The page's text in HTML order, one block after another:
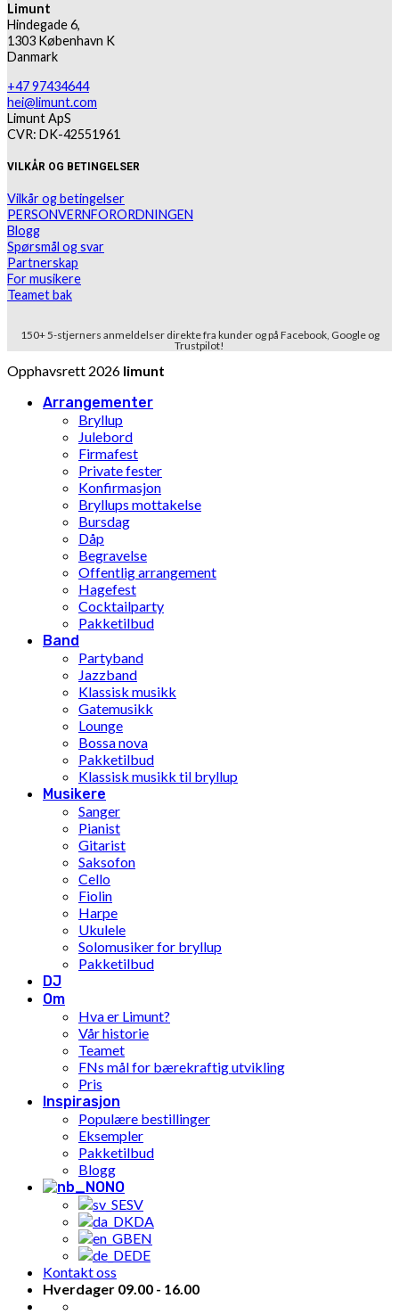
Limunt
Hindegade 6,
1303 København K
Danmark
+47 97434644
hei@limunt.com
Limunt ApS
CVR: DK-42551961
VILKÅR OG BETINGELSER
Vilkår og betingelser
PERSONVERNFORORDNINGEN
Blogg
Spørsmål og svar
Partnerskap
For musikere
Teamet bak
150+ 5-stjerners anmeldelser direkte fra kunder og på Facebook, Google og
Trustpilot!
Opphavsrett 2026 limunt
Arrangementer
Bryllup
Julebord
Firmafest
Private fester
Konfirmasjon
Bryllups mottakelse
Bursdag
Dåp
Begravelse
Offentlig arrangement
Hagefest
Cocktailparty
Pakketilbud
Band
Partyband
Jazzband
Klassisk musikk
Gatemusikk
Lounge
Bossa nova
Pakketilbud
Klassisk musikk til bryllup
Musikere
Sanger
Pianist
Gitarist
Saksofon
Cello
Fiolin
Harpe
Ukulele
Solomusiker for bryllup
Pakketilbud
DJ
Om
Hva er Limunt?
Vår historie
Teamet
FNs mål for bærekraftig utvikling
Pris
Inspirasjon
Populære bestillinger
Eksempler
Pakketilbud
Blogg
NO
SV
DA
EN
DE
Kontakt oss
Hverdager 09.00 - 16.00